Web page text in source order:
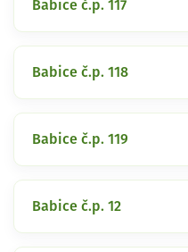
Babice č.p. 117
Babice č.p. 118
Babice č.p. 119
Babice č.p. 12